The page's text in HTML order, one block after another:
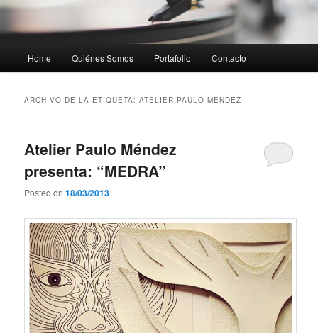
Ir al contenido principal
Ir al contenido secundario
Home Quiénes Somos Portafolio Contacto
ARCHIVO DE LA ETIQUETA:ATELIER PAULO MÉNDEZ
Atelier Paulo Méndez
presenta: “MEDRA”
Posted on18/03/2013